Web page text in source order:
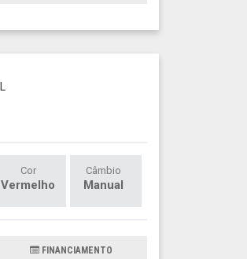
Cor
Vermelho
Câmbio
Manual
FINANCIAMENTO